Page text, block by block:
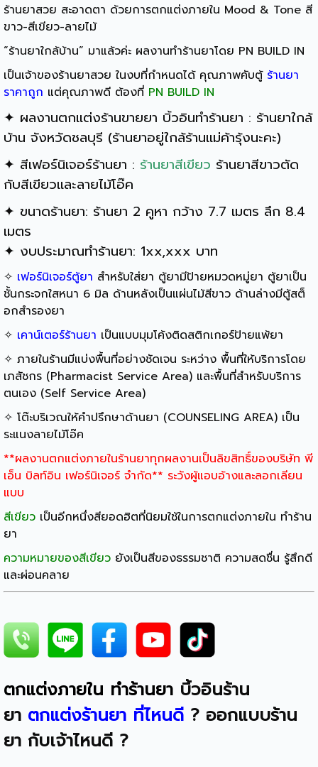
ร้านยาสวย สะอาดตา ด้วยการตกแต่งภายใน Mood & Tone สี
ขาว-สีเขียว-ลายไม้
“ร้านยาใกล้บ้าน” มาแล้วค่ะ ผลงานทำร้านยาโดย PN BUILD IN
เป็นเจ้าของร้านยาสวย ในงบที่กำหนดได้ คุณภาพคับตู้ ร้านยา
ราคาถูก แต่คุณภาพดี ต้องที่ PN BUILD IN
✦ ผลงานตกแต่งร้านขายยา บิ้วอินทำร้านยา : ร้านยาใกล้
บ้าน จังหวัดชลบุรี (ร้านยาอยู่ใกล้ร้านแม่ค้ารุ้งนะคะ)
✦ สีเฟอร์นิเจอร์ร้านยา : ร้านยาสีเขียว ร้านยาสีขาวตัด
กับสีเขียวและลายไม้โอ๊ค
✦ ขนาดร้านยา: ร้านยา 2 คูหา กว้าง 7.7 เมตร ลึก 8.4
เมตร
✦ งบประมาณทำร้านยา: 1xx,xxx บาท
✧ เฟอร์นิเจอร์ตู้ยา สำหรับใส่ยา ตู้ยามีป้ายหมวดหมู่ยา ตู้ยาเป็น
ชั้นกระจกใสหนา 6 มิล ด้านหลังเป็นแผ่นไม้สีขาว ด้านล่างมีตู้สต็
อกสำรองยา
✧ เคาน์เตอร์ร้านยา เป็นแบบมุมโค้งติดสติกเกอร์ป้ายแพ้ยา
✧ ภายในร้านมีแบ่งพื้นที่อย่างชัดเจน ระหว่าง พื้นที่ให้บริการโดย
เภสัชกร (Pharmacist Service Area) และพื้นที่สำหรับบริการ
ตนเอง (Self Service Area)
✧ โต๊ะบริเวณให้คำปรึกษาด้านยา (COUNSELING AREA) เป็น
ระแนงลายไม้โอ๊ค
**ผลงานตกแต่งภายในร้านยาทุกผลงานเป็นลิขสิทธิ์ของบริษัท พี
เอ็น บิลท์อิน เฟอร์นิเจอร์ จำกัด** ระวังผู้แอบอ้างและลอกเลียน
แบบ
สีเขียวเป็นอีกหนึ่งสียอดฮิตที่นิยมใช้ในการตกแต่งภายใน ทำร้าน
ยา
ความหมายของสีเขียวยังเป็นสีของธรรมชาติ ความสดชื่น รู้สึกดี
และผ่อนคลาย
ตกแต่งภายใน ทำร้านยา บิ้วอินร้าน
ยา ตกแต่งร้านยา ที่ไหนดี? ออกแบบร้าน
ยา กับเจ้าไหนดี?